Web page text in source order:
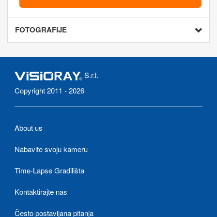
FOTOGRAFIJE
S.r.l.
Copyright 2011 - 2026
About us
Nabavite svoju kameru
Time-Lapse Gradilišta
Kontaktirajte nas
Često postavljana pitanja